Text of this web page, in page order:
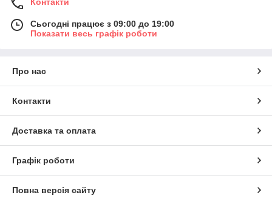
Сьогодні працює з 09:00 до 19:00
Показати весь графік роботи
Про нас
Контакти
Доставка та оплата
Графік роботи
Повна версія сайту